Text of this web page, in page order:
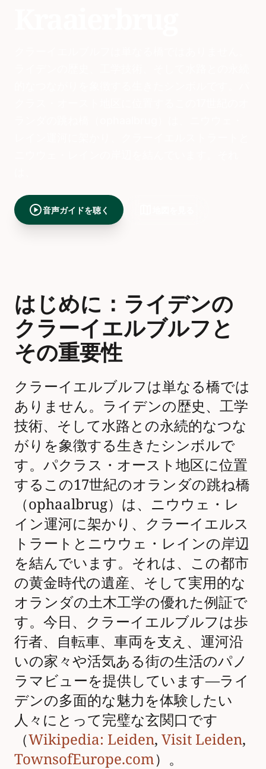
play_circle音声ガイドを聴く
はじめに：ライデンの
クラーイエルブルフと
その重要性
クラーイエルブルフは単なる橋では
ありません。ライデンの歴史、工学
技術、そして水路との永続的なつな
がりを象徴する生きたシンボルで
す。パクラス・オースト地区に位置
するこの17世紀のオランダの跳ね橋
（ophaalbrug）は、ニウウェ・レ
イン運河に架かり、クラーイエルス
トラートとニウウェ・レインの岸辺
を結んでいます。それは、この都市
の黄金時代の遺産、そして実用的な
オランダの土木工学の優れた例証で
す。今日、クラーイエルブルフは歩
行者、自転車、車両を支え、運河沿
いの家々や活気ある街の生活のパノ
ラマビューを提供しています—ライ
デンの多面的な魅力を体験したい
人々にとって完璧な玄関口です
（Wikipedia: Leiden, Visit Leiden,
TownsofEurope.com）。